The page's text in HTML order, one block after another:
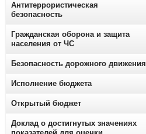
Антитеррористическая
безопасность
Гражданская оборона и защита
населения от ЧС
Безопасность дорожного движения
Исполнение бюджета
Открытый бюджет
Доклад о достигнутых значениях